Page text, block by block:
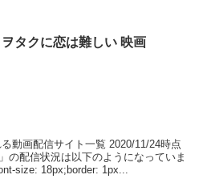
ヲタクに恋は難しい 映画
動画配信サイト一覧 2020/11/24時点
の配信状況は以下のようになっていま
size: 18px;border: 1px...